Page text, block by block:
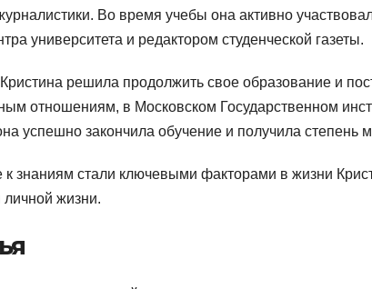
Во время учебы она активно
университета и редактором студенческой газеты.
решила продолжить свое образование и
отношениям, в Московском Государственном
успешно закончила обучение и получила степень
знаниям стали ключевыми факторами в жизни
жизни.